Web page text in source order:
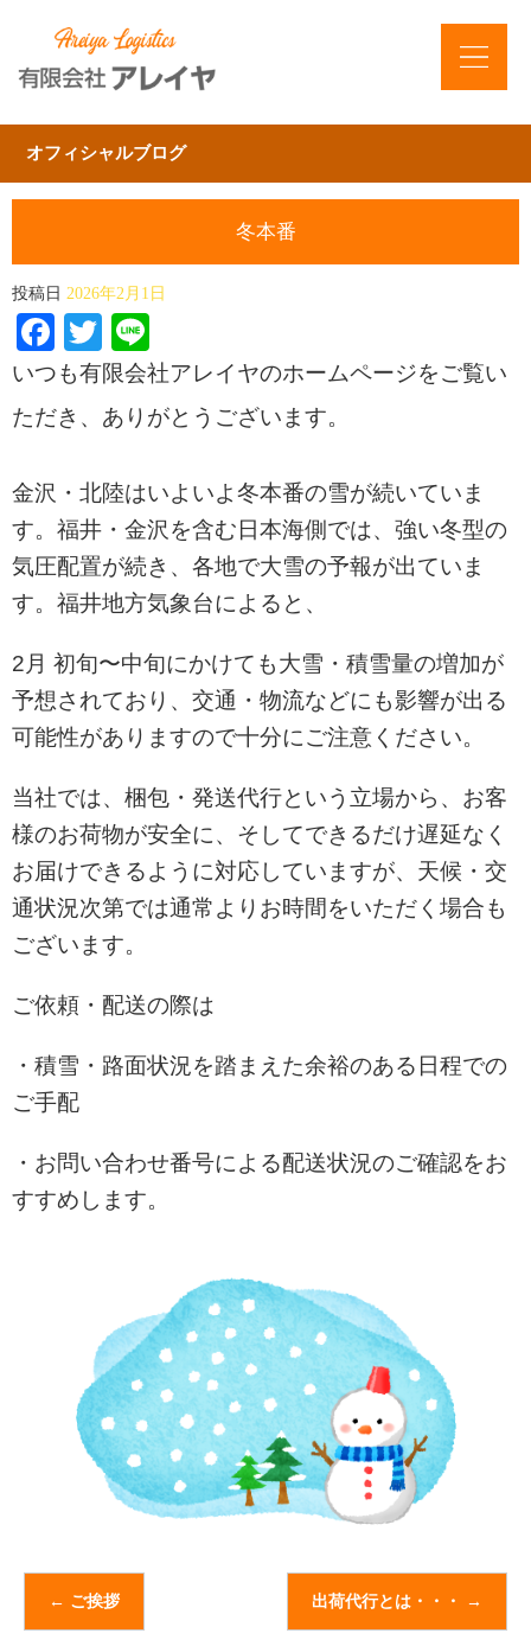
オフィシャルブログ
冬本番
投稿日 2026年2月1日
Facebook
Twitter
いつも有限会社アレイヤのホームページをご覧い
ただき、ありがとうございます。
金沢・北陸はいよいよ冬本番の雪が続いていま
す。福井・金沢を含む日本海側では、強い冬型の
気圧配置が続き、各地で大雪の予報が出ていま
す。福井地方気象台によると、
2月 初旬〜中旬にかけても大雪・積雪量の増加が
予想されており、交通・物流などにも影響が出る
可能性がありますので十分にご注意ください。
当社では、梱包・発送代行という立場から、お客
様のお荷物が安全に、そしてできるだけ遅延なく
お届けできるように対応していますが、天候・交
通状況次第では通常よりお時間をいただく場合も
ございます。
ご依頼・配送の際は
・積雪・路面状況を踏まえた余裕のある日程での
ご手配
・お問い合わせ番号による配送状況のご確認をお
すすめします。
← ご挨拶 出荷代行とは・・・ →